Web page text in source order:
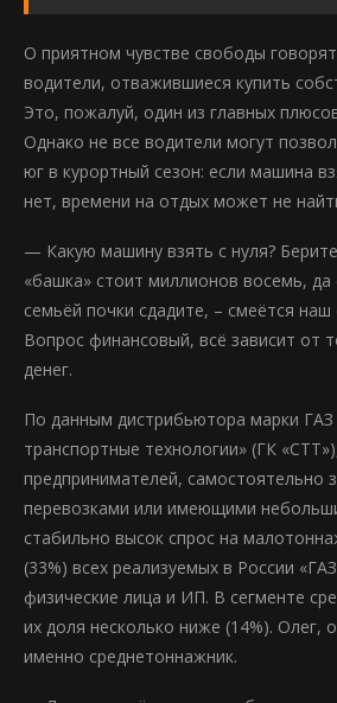
О приятном чувстве свободы
водители, отважившиеся купить
Это, пожалуй, один из главных
Однако не все водители могут
юг в курортный сезон: если машина
нет, времени на отдых может не
— Какую машину взять с нуля?
«башка» стоит миллионов восемь, да
семьёй почки сдадите, – смеётся наш
Вопрос финансовый, всё зависит от
денег.
По данным дистрибьютора марки
транспортные технологии» (ГК
предпринимателей, самостоятельно
перевозками или имеющими
стабильно высок спрос на
(33%) всех реализуемых в России
физические лица и ИП. В сегменте
их доля несколько ниже (14%). Олег,
именно среднетоннажник.